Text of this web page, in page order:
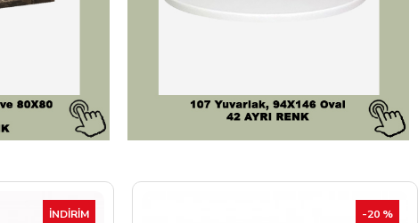
-20 % İNDIRIM